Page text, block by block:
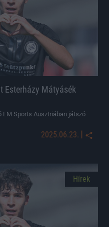
Esterházy Mátyásék
Sports Ausztriában játszó
2025.06.23. |
Hírek